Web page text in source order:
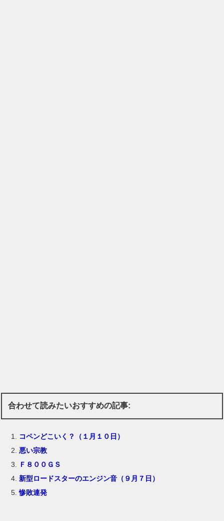
合わせて読みたいおすすめの記事:
コペンどこいく？（１月１０日）
悪い宗教
Ｆ８００ＧＳ
新型ロードスターのエンジン音（９月７日）
惨敗連発